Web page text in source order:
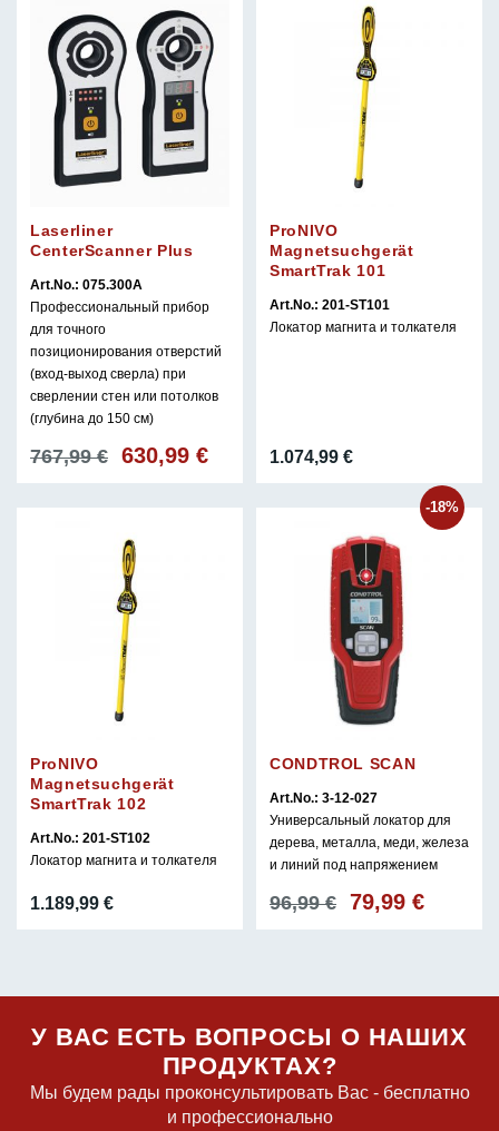
Laserliner
CenterScanner Plus
Art.No.: 075.300A
Профессиональный прибор
для точного
позиционирования отверстий
(вход-выход сверла) при
сверлении стен или потолков
(глубина до 150 см)
767,99€
Первоначальная
630,99 €Текущая
ProNIVO
Magnetsuchgerät
SmartTrak 101
Art.No.: 201-ST101
Локатор магнита и толкателя
1.074,99 €
ProNIVO
Magnetsuchgerät
SmartTrak 102
Art.No.: 201-ST102
Локатор магнита и толкателя
1.189,99 €
-18%
CONDTROL SCAN
Art.No.: 3-12-027
Универсальный локатор для
дерева, металла, меди, железа
и линий под напряжением
96,99€
Первоначальная
79,99 €Текущая
У ВАС ЕСТЬ ВОПРОСЫ О НАШИХ
ПРОДУКТАХ?
Мы будем рады проконсультировать Вас - бесплатно
и профессионально